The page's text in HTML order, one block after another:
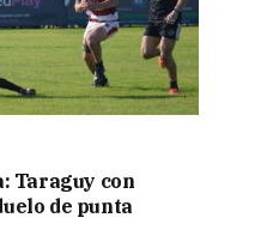
Taraguy con
de punta